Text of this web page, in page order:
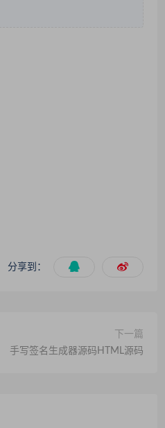
分享到：
下一篇
手写签名生成器源码HTML源码